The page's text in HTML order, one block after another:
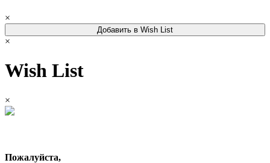
×
Добавить в Wish List
×
Wish List
×
Пожалуйста,